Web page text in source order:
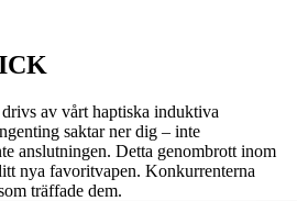
av vårt haptiska induktiva
saktar ner dig – inte
anslutningen. Detta genombrott inom
nya favoritvapen. Konkurrenterna
träffade dem.